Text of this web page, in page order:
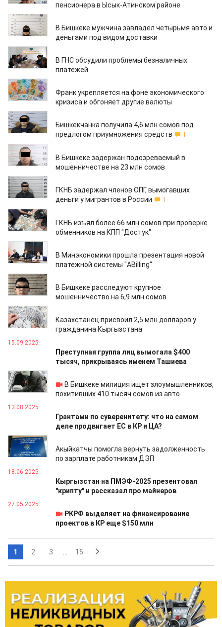
пенсионера в Ысык-Атинском районе
22.01.2026
В Бишкеке мужчина завладел четырьмя авто и
деньгами под видом доставки
21.01.2026
В ГНС обсудили проблемы безналичных
платежей
09.01.2026
Франк укрепляется на фоне экономического
кризиса и обгоняет другие валюты
30.12.2025
Бишкекчанка получила 4,6 млн сомов под
предлогом приумножения средств
1
02.12.2025
В Бишкеке задержан подозреваемый в
мошенничестве на 23 млн сомов
03.11.2025
ГКНБ задержал членов ОПГ, вымогавших
деньги у мигрантов в России
1
31.10.2025
ГКНБ изъял более 66 млн сомов при проверке
обменников на КПП "Достук"
22.10.2025
В Минэкономики прошла презентация новой
платежной системы "ABilling"
19.09.2025
В Бишкеке расследуют крупное
мошенничество на 6,9 млн сомов
17.09.2025
Казахстанец присвоил 2,5 млн долларов у
гражданина Кыргызстана
15.09.2025
Преступная группа лиц вымогала $400
тысяч, прикрываясь именем Ташиева
26.08.2025
В Бишкеке милиция ищет злоумышленников,
похитивших 410 тысяч сомов из авто
13.08.2025
Грантами по суверенитету: что на самом
деле продвигает ЕС в КР и ЦА?
23.07.2025
Акыйкатчы помогла вернуть задолженность
по зарплате работникам ДЭП
18.06.2025
Кыргызстан на ПМЭФ-2025 презентовал
"крипту" и рассказал про майнеров
27.05.2025
РКРФ выделяет на финансирование
проектов в КР еще $150 млн
1 2 3 15